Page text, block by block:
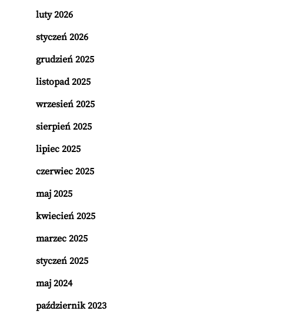
luty 2026
styczeń 2026
grudzień 2025
listopad 2025
wrzesień 2025
sierpień 2025
lipiec 2025
czerwiec 2025
maj 2025
kwiecień 2025
marzec 2025
styczeń 2025
maj 2024
październik 2023